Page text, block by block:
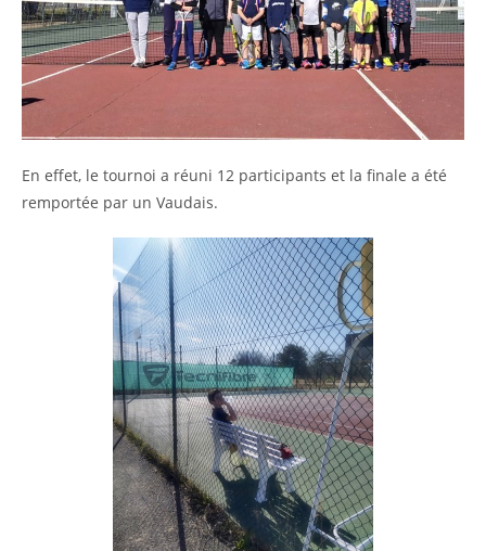
En effet, le tournoi a réuni 12 participants et la finale a été
remportée par un Vaudais.